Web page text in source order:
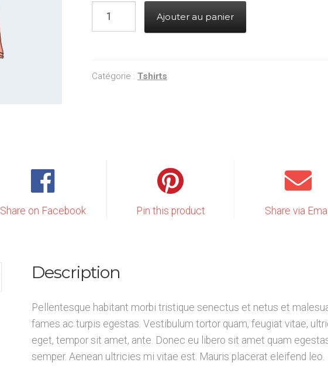
Ajouter au panier
Catégorie :Tshirts
Share on Facebook Pin this product Share via
Description
Pellentesque habitant morbi tristique senectus et netus et
fames ac turpis egestas. Vestibulum tortor quam, feugiat vitae,
eget, tempor sit amet, ante. Donec eu libero sit amet quam
semper. Aenean ultricies mi vitae est. Mauris placerat eleifend leo.